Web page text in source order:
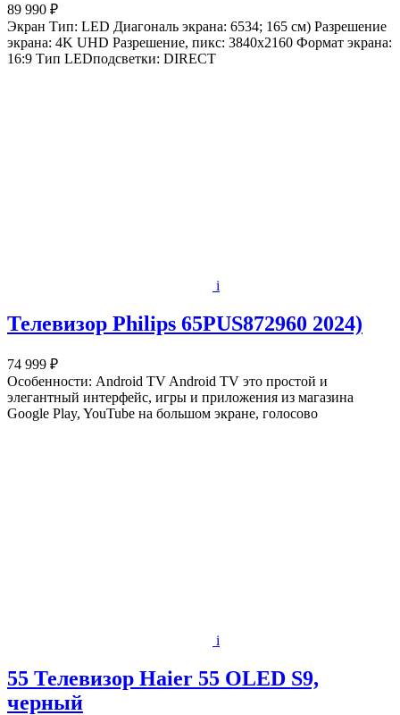
89 990 ₽
Экран Тип: LED Диагональ экрана: 6534; 165 см) Разрешение
экрана: 4K UHD Разрешение, пикс: 3840x2160 Формат экрана:
16:9 Тип LEDподсветки: DIRECT
i
Телевизор Philips 65PUS872960 2024)
74 999 ₽
Особенности: Android TV Android TV это простой и
элегантный интерфейс, игры и приложения из магазина
Google Play, YouTube на большом экране, голосово
i
55 Телевизор Haier 55 OLED S9,
черный